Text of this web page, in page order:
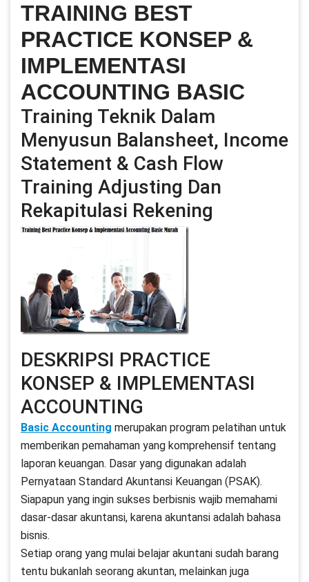
TRAINING BEST
PRACTICE KONSEP &
IMPLEMENTASI
ACCOUNTING BASIC
Training Teknik Dalam
Menyusun Balansheet, Income
Statement & Cash Flow
Training Adjusting Dan
Rekapitulasi Rekening
DESKRIPSI PRACTICE
KONSEP & IMPLEMENTASI
ACCOUNTING
Basic Accounting merupakan program pelatihan untuk
memberikan pemahaman yang komprehensif tentang
laporan keuangan. Dasar yang digunakan adalah
Pernyataan Standard Akuntansi Keuangan (PSAK).
Siapapun yang ingin sukses berbisnis wajib memahami
dasar-dasar akuntansi, karena akuntansi adalah bahasa
bisnis.
Setiap orang yang mulai belajar akuntani sudah barang
tentu bukanlah seorang akuntan, melainkan juga